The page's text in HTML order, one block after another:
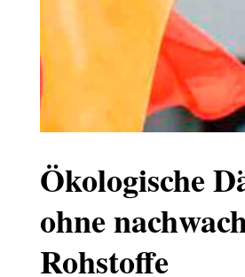
Ökologische
ohne
Rohstoffe